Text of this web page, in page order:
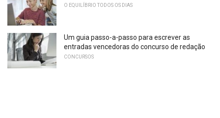
O EQUILÍBRIO TODOS OS DIAS
Um guia passo-a-passo para escrever as
entradas vencedoras do concurso de redação
CONCURSOS